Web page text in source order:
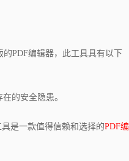
PDF编辑器，此工具具有以下
的安全隐患。
是一款值得信赖和选择的PDF编